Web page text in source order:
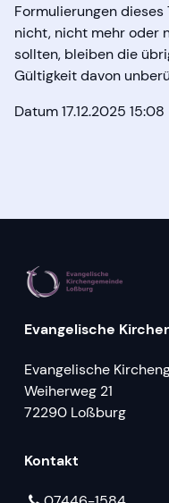
Formulierungen
nicht, nicht mehr oder
sollten, bleiben die
Gültigkeit davon
Datum 17.12.2025 15:08
Evangelische
Evangelische
Weiherweg 21
72290 Loßburg
Kontakt